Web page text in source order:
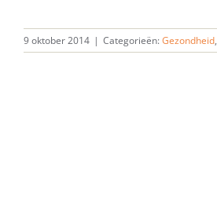
9 oktober 2014 | Categorieën:Gezondheid,